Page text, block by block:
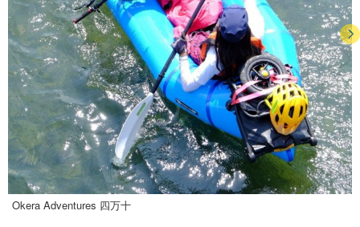
Okera Adventures 四万十